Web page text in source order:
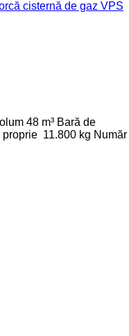
cisternă de gaz VPS
48 m³ Bară de
proprie 11.800 kg Număr